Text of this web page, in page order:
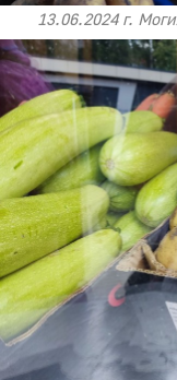
13.06.2024 г.